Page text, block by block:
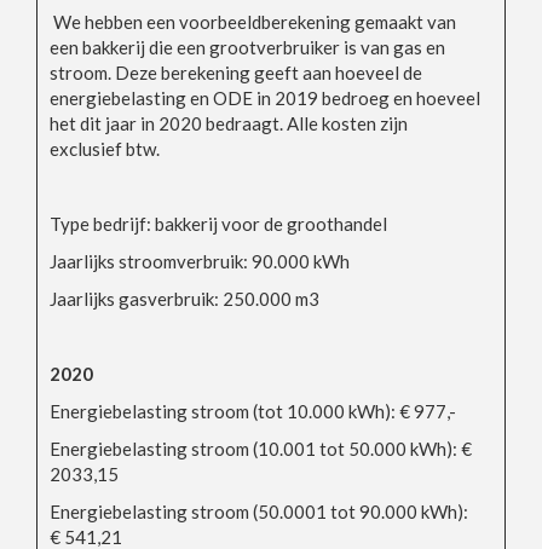
We hebben een voorbeeldberekening gemaakt van
een bakkerij die een grootverbruiker is van gas en
stroom. Deze berekening geeft aan hoeveel de
energiebelasting en ODE in 2019 bedroeg en hoeveel
het dit jaar in 2020 bedraagt. Alle kosten zijn
exclusief btw.
Type bedrijf: bakkerij voor de groothandel
Jaarlijks stroomverbruik: 90.000 kWh
Jaarlijks gasverbruik: 250.000 m3
2020
Energiebelasting stroom (tot 10.000 kWh): € 977,-
Energiebelasting stroom (10.001 tot 50.000 kWh): €
2033,15
Energiebelasting stroom (50.0001 tot 90.000 kWh):
€ 541,21